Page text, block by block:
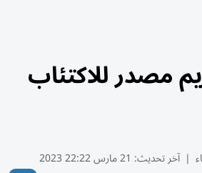
مصدر للاكتئاب
| آخر تحديث: 21 مارس 22:22 2023